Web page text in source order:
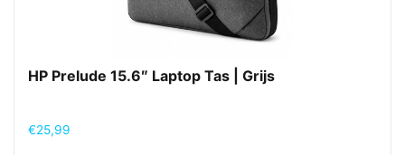
HP Prelude 15.6″ Laptop Tas | Grijs
€25,99